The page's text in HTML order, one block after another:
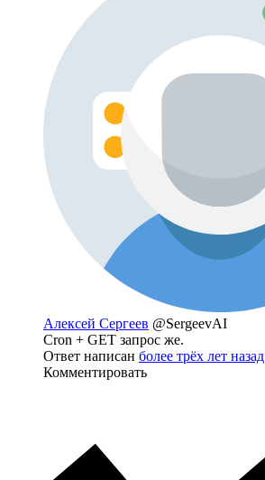
Алексей Сергеев @SergeevAI
Cron + GET запрос же.
Ответ написан более трёх лет назад
Комментировать